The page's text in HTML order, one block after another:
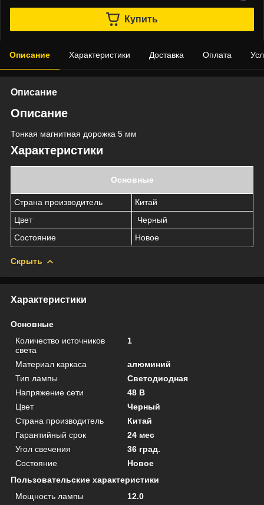
Купить
Описание Характеристики Доставка Оплата
Описание
Описание
Тонкая магнитная дорожка 5 мм
Характеристики
Основные
Страна производитель
Китай
Цвет
Черный
Состояние
Новое
Скрыть
Характеристики
Основные
Количество источников
света
1
Материал каркаса
алюминий
Тип лампы
Светодиодная
Напряжение сети
48 В
Цвет
Черный
Страна производитель
Китай
Гарантийный срок
24 мес
Угол свечения
36 град.
Состояние
Новое
Пользовательские характеристики
Мощность лампы
12.0